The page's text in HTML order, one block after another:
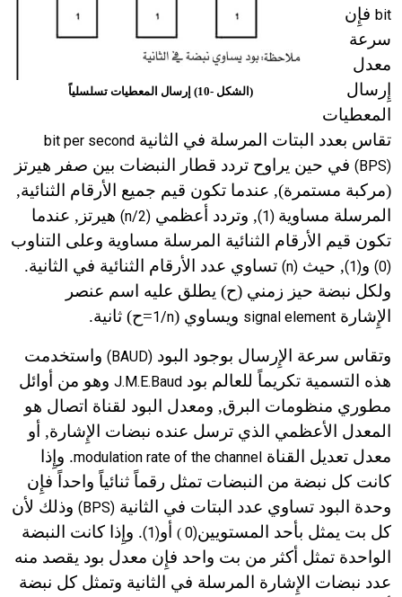
(الشكل -10) إرسال المعطيات تسلسلياً
bit فإِن
سرعة
معدل
إِرسال
المعطيات
تقاس بعدد البتات المرسلة في الثانية bit per second
(BPS) في حين يراوح تردد قطار النبضات بين صفر هيرتز
(مركبة مستمرة), عندما تكون قيم جميع الأرقام الثنائية,
المرسلة مساوية (1), وتردد أعظمي (n/2) هيرتز, عندما
تكون قيم الأرقام الثنائية المرسلة مساوية وعلى التناوب
(0) و(1), حيث (n) تساوي عدد الأرقام الثنائية في الثانية.
ولكل نبضة حيز زمني (ح) يطلق عليه اسم عنصر
الإِشارة signal element ويساوي (1/n=ح) ثانية.
وتقاس سرعة الإِرسال بوجود البود (BAUD) واستخدمت
هذه التسمية تكريماً للعالم بود J.M.E.Baud وهو من أوائل
مطوري منظومات البرق, ومعدل البود لقناة اتصال هو
المعدل الأعظمي الذي ترسل عنده نبضات الإِشارة, أو
معدل تعديل القناة modulation rate of the channel. وإِذا
كانت كل نبضة من النبضات تمثل رقماً ثنائياً واحداً فإِن
وحدة البود تساوي عدد البتات في الثانية (BPS) وذلك لأن
كل بت يمثل بأحد المستويين0)
) أو(1). وإِذا كانت النبضة
الواحدة تمثل أكثر من بت واحد فإِن معدل بود يقصد منه
عدد نبضات الإِشارة المرسلة في الثانية وتمثل كل نبضة